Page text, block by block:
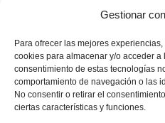
Gestionar
Para ofrecer las mejores
cookies para almacenar y/o acceder
consentimiento de estas tecnologías
comportamiento de navegación o las
No consentir o retirar el
ciertas características y funciones.
Inicio de los Cursos de Arbitro en